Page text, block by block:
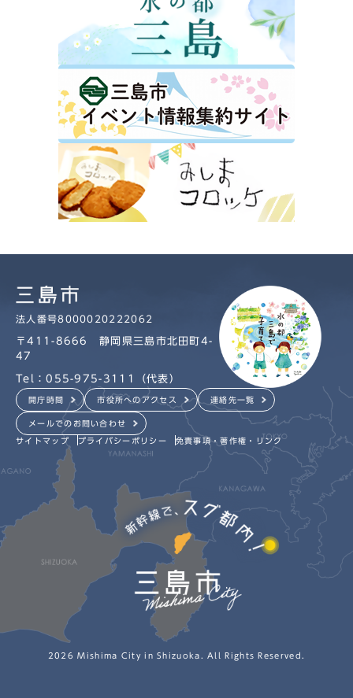
法人番号8000020222062
〒411-8666 静岡県三島市北田町4-
47
Tel：055-975-3111（代表）
開庁時間 市役所へのアクセス 連絡先一覧
メールでのお問い合わせ
サイトマップ プライバシーポリシー 免責事項・著作権・リンク
2026 Mishima City in Shizuoka. All Rights Reserved.